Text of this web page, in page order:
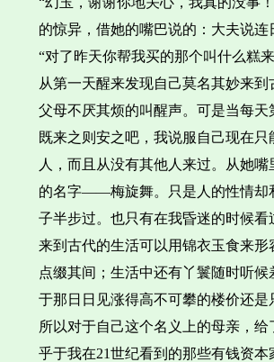
的惊异，借她的嘴巴说的：大夫说
“对了昨天你帮我买的那个叫什么糕
从第一天醒来发现自己莫名其妙来
父母不厌其烦的叫醒声。可是当每
既来之则安之吧，我说服自己现在
人，而且从没有其他人来过。从她
的名字——梅旋舞。只是人的性情却
子半步过。也只有在我昏迷的时候
来到古代的生活可以用锦衣玉食来
点缀其间；生活中还有丫鬟随时听
于那日日见涨得高不可攀的楼价还是
所以对于自己这个名义上的母亲，
乎于我在21世纪看到的那些有钱资